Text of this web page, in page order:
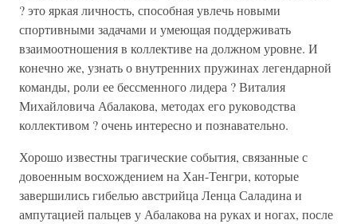
? это яркая личность, способная увлечь новыми
спортивными задачами и умеющая поддерживать
взаимоотношения в коллективе на должном уровне. И
конечно же, узнать о внутренних пружинах легендарной
команды, роли ее бессменного лидера ? Виталия
Михайловича Абалакова, методах его руководства
коллективом ? очень интересно и познавательно.
Хорошо известны трагические события, связанные с
довоенным восхождением на Хан-Тенгри, которые
завершились гибелью австрийца Ленца Саладина и
ампутацией пальцев у Абалакова на руках и ногах, после